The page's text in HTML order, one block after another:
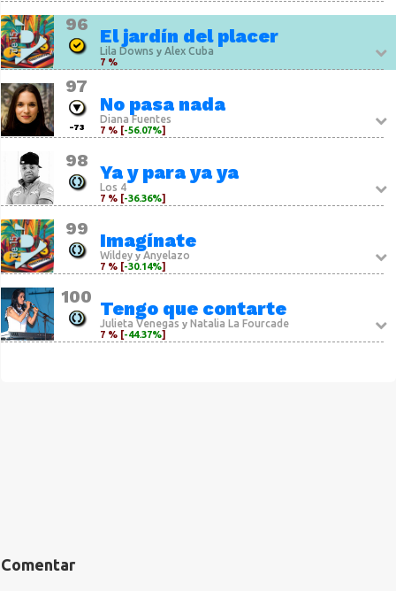
96
El jardín del placer
Lila Downs y Alex Cuba
7 %
97
-73
No pasa nada
Diana Fuentes
7 % [-56.07%]
98
Ya y para ya ya
Los 4
7 % [-36.36%]
99
Imagínate
Wildeyy Anyelazo
7 % [-30.14%]
100
Tengo que contarte
Julieta Venegas y Natalia La Fourcade
7 % [-44.37%]
Comentar